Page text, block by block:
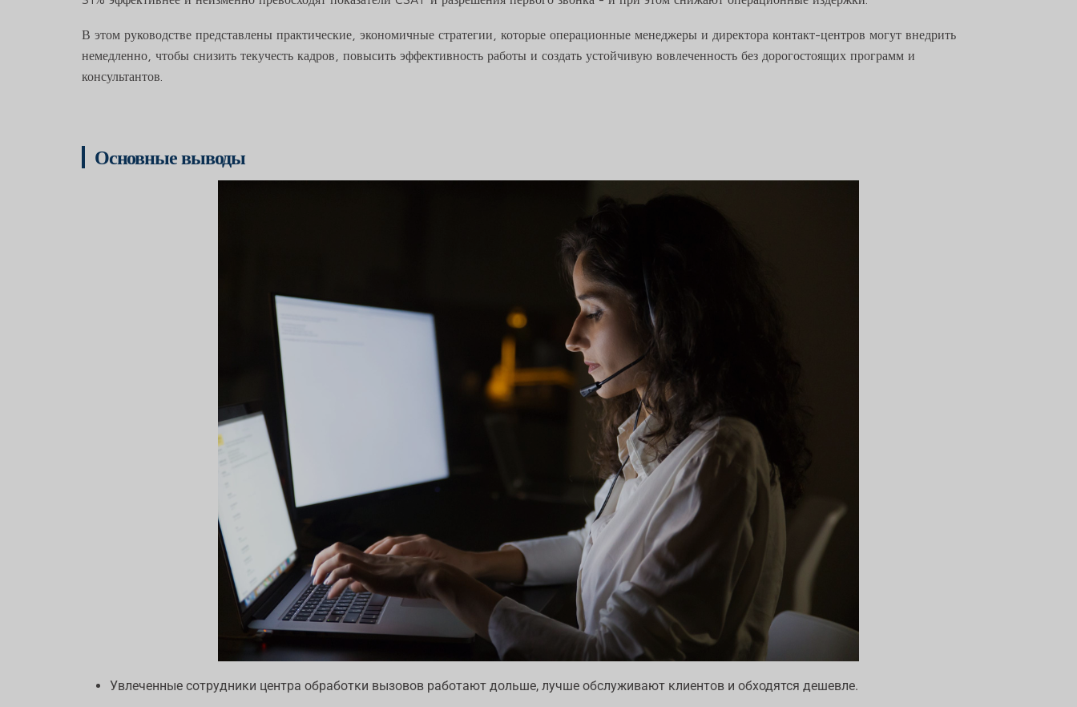
В этом руководстве представлены практические, экономичные стратегии, которые операционные менеджеры и директора контакт-центров могут внедрить
немедленно, чтобы снизить текучесть кадров, повысить эффективность работы и создать устойчивую вовлеченность без дорогостоящих программ и
консультантов.
Основные выводы
Увлеченные сотрудники центра обработки вызовов работают дольше, лучше обслуживают клиентов и обходятся дешевле.